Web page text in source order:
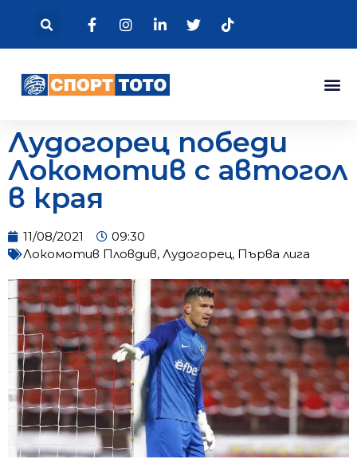
Лудогорец победи
Локомотив с автогол
в края
11/08/2021
09:30
Локомотив Пловдив, Лудогорец, Първа лига